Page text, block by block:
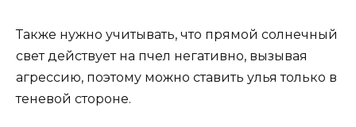
Также нужно учитывать, что прямой солнечный
свет действует на пчел негативно, вызывая
агрессию, поэтому можно ставить улья только в
теневой стороне.